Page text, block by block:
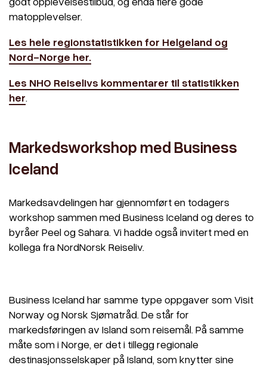
matopplevelser.
Les hele regionstatistikken for Helgeland og
Nord-Norge her.
Les NHO Reiselivs kommentarer til statistikken
her.
Markedsworkshop med Business
Iceland
Markedsavdelingen har gjennomført en todagers
workshop sammen med Business Iceland og deres to
byråer Peel og Sahara. Vi hadde også invitert med en
kollega fra NordNorsk Reiseliv.
Business Iceland har samme type oppgaver som Visit
Norway og Norsk Sjømatråd. De står for
markedsføringen av Island som reisemål. På samme
måte som i Norge, er det i tillegg regionale
destinasjonsselskaper på Island, som knytter sine